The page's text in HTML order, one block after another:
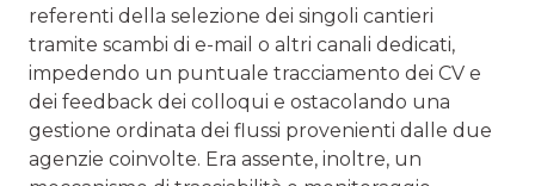
referenti della selezione dei singoli cantieri
tramite scambi di e-mail o altri canali dedicati,
impedendo un puntuale tracciamento dei CV e
dei feedback dei colloqui e ostacolando una
gestione ordinata dei flussi provenienti dalle due
agenzie coinvolte. Era assente, inoltre, un